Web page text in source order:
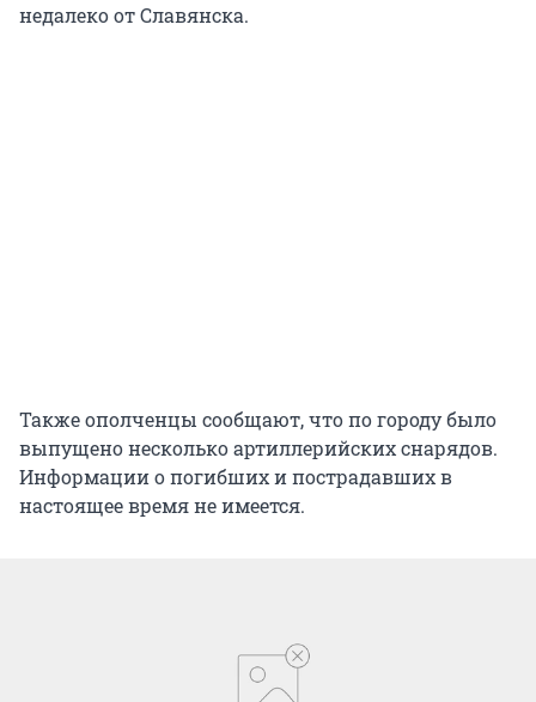
недалеко от Славянска.
Также ополченцы сообщают, что по городу было
выпущено несколько артиллерийских снарядов.
Информации о погибших и пострадавших в
настоящее время не имеется.